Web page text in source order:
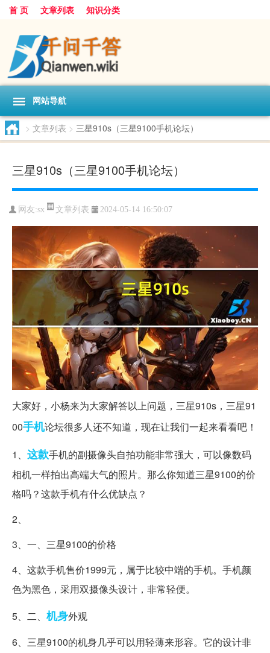
首 页 文章列表 知识分类
网站导航
> 文章列表 > 三星910s（三星9100手机论坛）
三星910s（三星9100手机论坛）
网友:sx 文章列表 2024-05-14 16:50:07
大家好，小杨来为大家解答以上问题，三星910s，三星91
00手机论坛很多人还不知道，现在让我们一起来看看吧！
1、 这款手机的副摄像头自拍功能非常强大，可以像数码
相机一样拍出高端大气的照片。那么你知道三星9100的价
格吗？这款手机有什么优缺点？
2、
3、一、三星9100的价格
4、这款手机售价1999元，属于比较中端的手机。手机颜
色为黑色，采用双摄像头设计，非常轻便。
5、二、 机身外观
6、三星9100的机身几乎可以用轻薄来形容。它的设计非